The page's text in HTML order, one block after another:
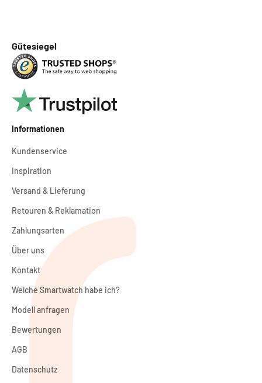
Gütesiegel
Informationen
Kundenservice
Inspiration
Versand & Lieferung
Retouren & Reklamation
Zahlungsarten
Über uns
Kontakt
Welche Smartwatch habe ich?
Modell anfragen
Bewertungen
AGB
Datenschutz